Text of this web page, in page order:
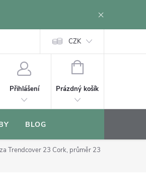
CZK
Přihlášení
NÁKUPNÍ
Prázdný košík
BLOG
Trendcover 23 Cork, průměr 23